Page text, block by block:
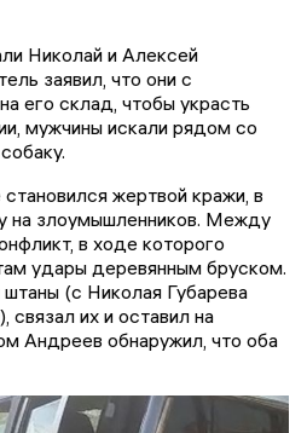
Николай и Алексей
заявил, что они с
его склад, чтобы украсть
мужчины искали рядом со
жертвой кражи, в
на злоумышленников. Между
в ходе которого
удары деревянным бруском.
(с Николая Губарева
связал их и оставил на
Андреев обнаружил, что оба